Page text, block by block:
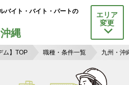
バイト・バイト・パートの
縄
エリア
変更
ム】TOP 職種・条件一覧 九州・沖